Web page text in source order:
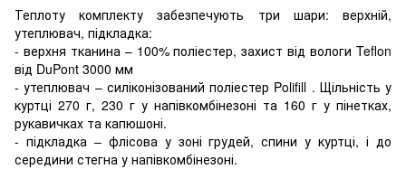
Теплоту комплекту забезпечують три шари: верхній,
утеплювач, підкладка:
- верхня тканина – 100% поліестер, захист від вологиTeflon
від DuPont 3000 мм
- утеплювач – силіконізований поліестер Polifill . Щільність у
куртці 270 г, 230 г у напівкомбінезоні та 160 г у пінетках,
рукавичках та капюшоні.
- підкладка – флісова у зоні грудей, спини у куртці, і до
середини стегна у напівкомбінезоні.